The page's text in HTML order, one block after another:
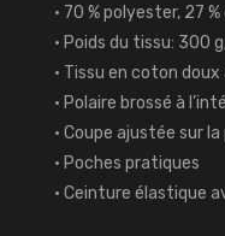
• 70 % polyester, 27
• Poids du tissu: 300
• Tissu en coton
• Polaire brossé à
• Coupe ajustée sur
• Poches pratiques
• Ceinture élastique